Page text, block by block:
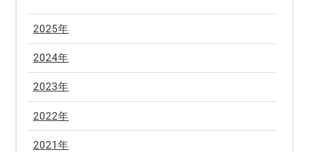
2025年
2024年
2023年
2022年
2021年